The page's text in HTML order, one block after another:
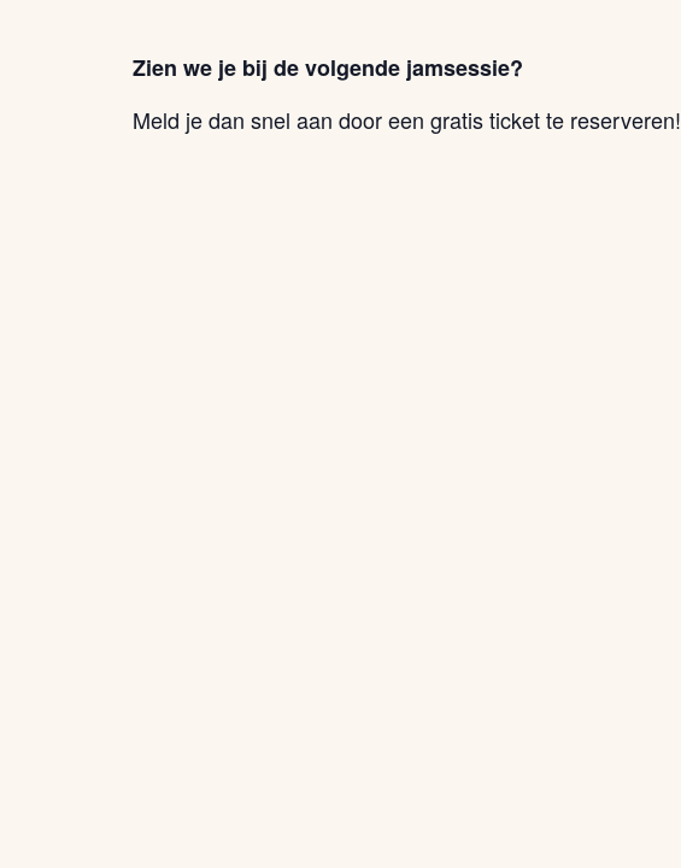
Zien we je bij de volgende jamsessie?
Meld je dan snel aan door een gratis ticket te reserveren!